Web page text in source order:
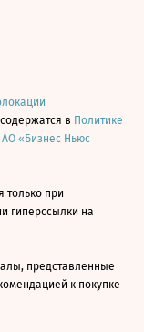
в Политике
«Бизнес Ньюс
только при
гиперссылки на
представленные
к покупке